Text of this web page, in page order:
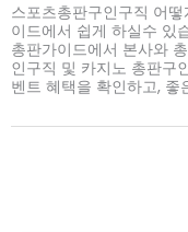
스포츠총판구인구직 어
이드에서 쉽게 하실수 있
총판가이드에서 본사와
인구직 및 카지노 총판구
벤트 혜택을 확인하고, 좋